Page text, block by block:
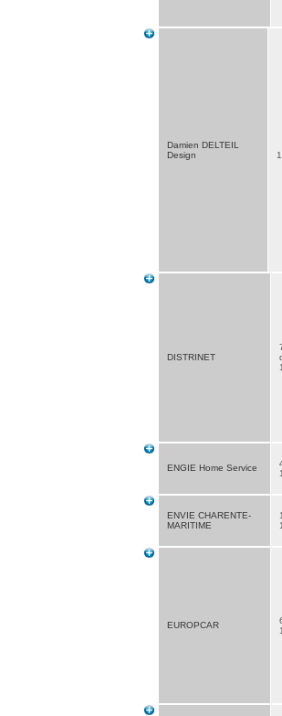
Damien DELTEIL
Design
DISTRINET
ENGIE Home Service
ENVIE CHARENTE-
MARITIME
EUROPCAR